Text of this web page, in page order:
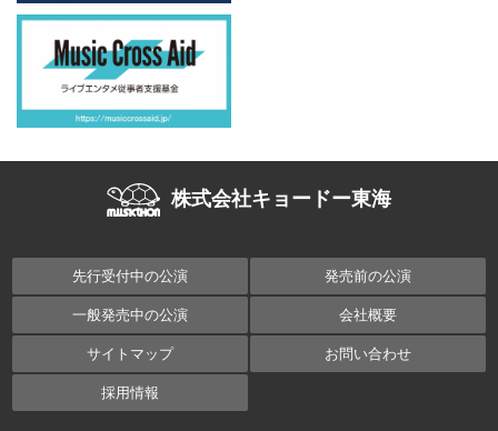
株式会社キョードー東海
先行受付中の公演 発売前の公演
一般発売中の公演 会社概要
サイトマップ お問い合わせ
採用情報